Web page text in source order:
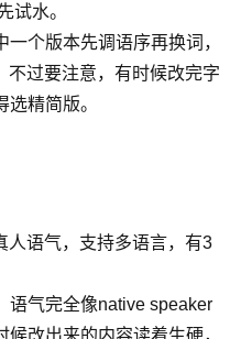
试水。
个版本先调语序再换词，
不过要注意，有时候改完字
精简版。
人语气，支持多语言，有3
语气完全像native speaker